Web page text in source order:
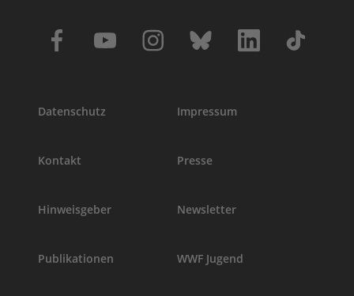
Datenschutz Impressum
Kontakt Presse
Hinweisgeber Newsletter
Publikationen WWF Jugend